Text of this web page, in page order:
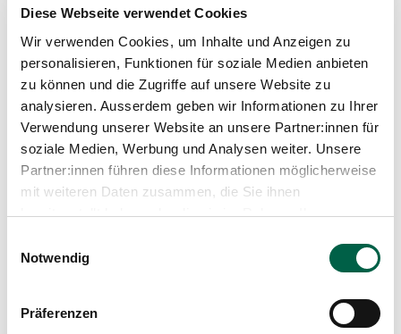
Diese Webseite verwendet Cookies
Wir verwenden Cookies, um Inhalte und Anzeigen zu
personalisieren, Funktionen für soziale Medien anbieten
zu können und die Zugriffe auf unsere Website zu
analysieren. Ausserdem geben wir Informationen zu Ihrer
Verwendung unserer Website an unsere Partner:innen für
soziale Medien, Werbung und Analysen weiter. Unsere
Partner:innen führen diese Informationen möglicherweise
mit weiteren Daten zusammen, die Sie ihnen
bereitgestellt haben oder die sie im Rahmen Ihrer
Notwendig
Präferenzen
Geburtsvorbereitungskursen und gut gemeinten
Ratschlägen von allen Seiten. Das kann einem
werdenden Vater in der Theorie zwar die Situation der
Erleben ist damit wohl kaum abzuschätzen. Wenn man
schon einmal bei einer ersten Geburt dabei war, dann
gelingt es vielleicht, sich entsprechend besser auf
eine zweite Geburt vorzubereiten.
Wo liegen die Grenzen: Was darf
werden?
Vätern darf man alles zutrauen. In den vielen Jahren
als Geburtshelfer durfte ich im Gebärsaal schon alle